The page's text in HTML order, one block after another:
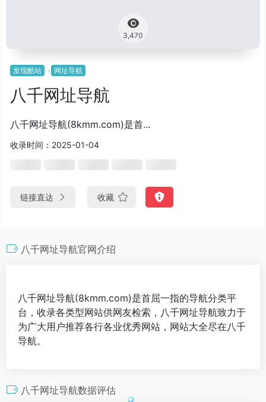
3,470
发现酷站 网址导航
八千网址导航
八千网址导航(8kmm.com)是首...
收录时间：2025-01-04
链接直达 收藏
八千网址导航官网介绍
八千网址导航(8kmm.com)是首屈一指的导航分类平
台，收录各类型网站供网友检索，八千网址导航致力于
为广大用户推荐各行各业优秀网站，网站大全尽在八千
导航。
八千网址导航数据评估